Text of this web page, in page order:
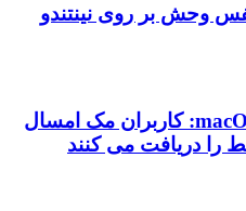
وحش بر روی نینتندو
نقد و بررسی macOS Sierra: کاربران مک امسال
را دریافت می کنند